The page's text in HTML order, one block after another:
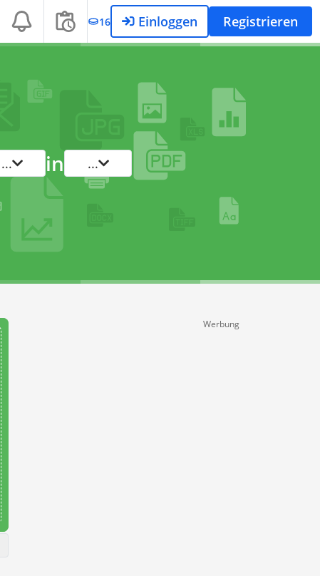
16 Einloggen Registrieren
... in ...
Werbung